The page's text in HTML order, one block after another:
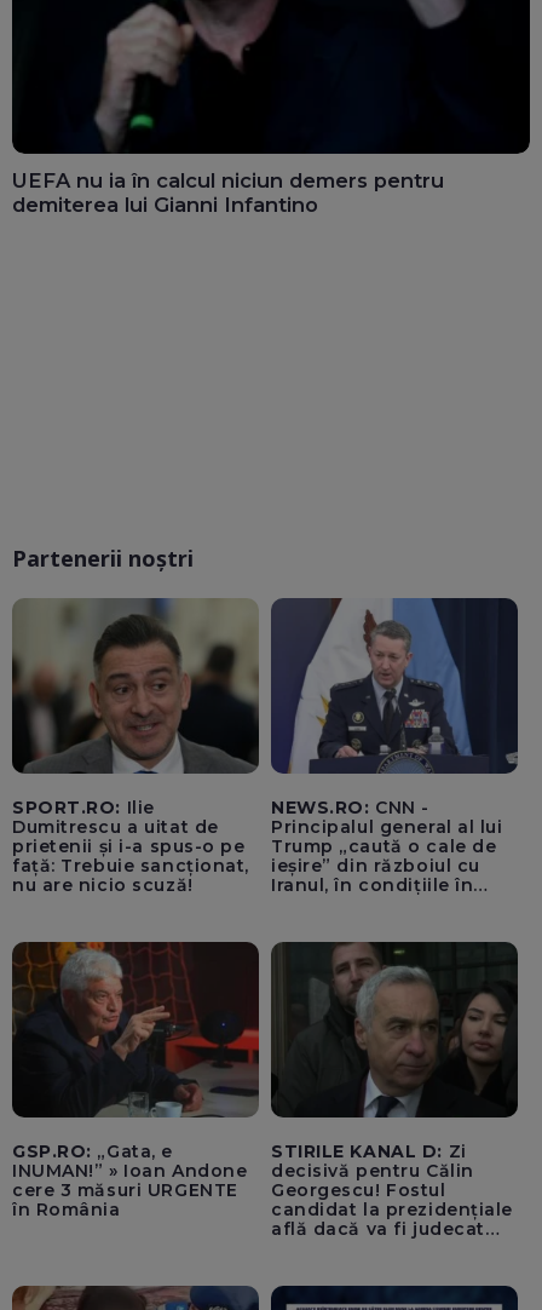
UEFA nu ia în calcul niciun demers pentru
demiterea lui Gianni Infantino
Partenerii noștri
SPORT.RO: Ilie
Dumitrescu a uitat de
prietenii și i-a spus-o pe
față: Trebuie sancționat,
nu are nicio scuză!
NEWS.RO: CNN -
Principalul general al lui
Trump „caută o cale de
ieșire” din războiul cu
Iranul, în condițiile în
GSP.RO: „Gata, e
INUMAN!” » Ioan Andone
cere 3 măsuri URGENTE
în România
STIRILE KANAL D: Zi
decisivă pentru Călin
Georgescu! Fostul
candidat la prezidențiale
află dacă va fi judecat